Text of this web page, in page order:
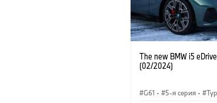
The new BMW i5
(02/2024)
G61 · 5-я серия ·